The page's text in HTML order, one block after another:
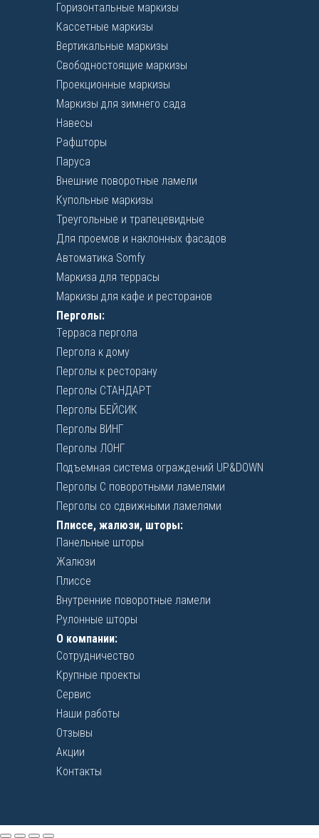
Горизонтальные маркизы
Кассетные маркизы
Вертикальные маркизы
Свободностоящие маркизы
Проекционные маркизы
Маркизы для зимнего сада
Навесы
Рафшторы
Паруса
Внешние поворотные ламели
Купольные маркизы
Треугольные и трапецевидные
Для проемов и наклонных фасадов
Автоматика Somfy
Маркиза для террасы
Маркизы для кафе и ресторанов
Перголы:
Терраса пергола
Пергола к дому
Перголы к ресторану
Перголы СТАНДАРТ
Перголы БЕЙСИК
Перголы ВИНГ
Перголы ЛОНГ
Подъемная система ограждений UP&DOWN
Перголы C поворотными ламелями
Перголы со сдвижными ламелями
Плиссе, жалюзи, шторы:
Панельные шторы
Жалюзи
Плиссе
Внутренние поворотные ламели
Рулонные шторы
О компании:
Сотрудничество
Крупные проекты
Сервис
Наши работы
Отзывы
Акции
Контакты